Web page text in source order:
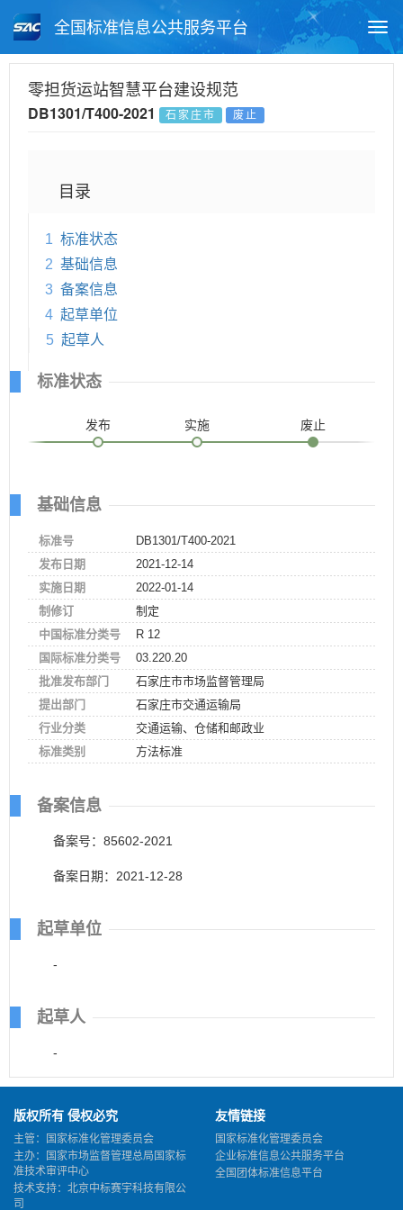
全国标准信息公共服务平台
月报查询 标准公告查询
零担货运站智慧平台建设规范
DB1301/T400-2021 石家庄市 废止
目录
1 标准状态
2 基础信息
3 备案信息
4 起草单位
5 起草人
标准状态
发布 实施 废止
基础信息
标准号
DB1301/T400-2021
发布日期
2021-12-14
实施日期
2022-01-14
制修订
制定
中国标准分类号
R 12
国际标准分类号
03.220.20
批准发布部门
石家庄市市场监督管理局
提出部门
石家庄市交通运输局
行业分类
交通运输、仓储和邮政业
标准类别
方法标准
备案信息
备案号：85602-2021
备案日期：2021-12-28
起草单位
-
起草人
-
版权所有 侵权必究
主管：国家标准化管理委员会
主办：国家市场监督管理总局国家标
准技术审评中心
技术支持：北京中标赛宇科技有限公
司
友情链接
国家标准化管理委员会
企业标准信息公共服务平台
全国团体标准信息平台